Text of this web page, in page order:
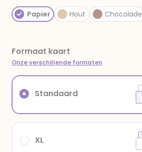
Papier Hout Chocolade
Formaat kaart
Onze verschillende formaten
XL
Standaard